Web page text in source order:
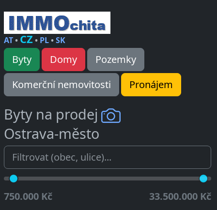
AT• CZ • PL•SK
Byty Domy
Pozemky
Komerční nemovitosti
Pronájem
Byty na prodej
Ostrava-město
750.000 Kč 33.500.000 Kč